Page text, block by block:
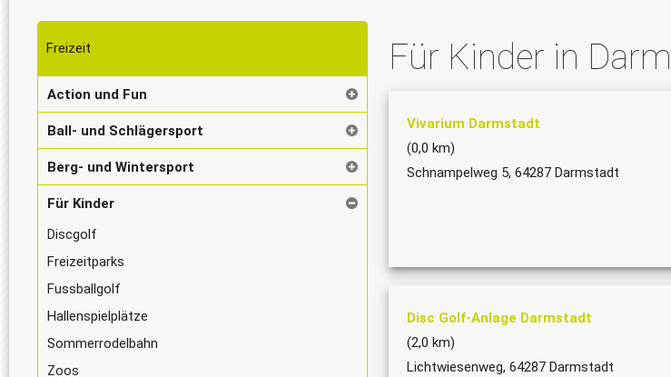
Freizeit
Action und Fun
Ball- und Schlägersport
Berg- und Wintersport
Für Kinder
Discgolf
Freizeitparks
Fussballgolf
Hallenspielplätze
Sommerrodelbahn
Zoos
Für Kinder in
Vivarium Darmstadt
(0,0 km)
Schnampelweg 5, 64287 Darmstadt
Disc Golf-Anlage Darmstadt
(2,0 km)
Lichtwiesenweg, 64287 Darmstadt